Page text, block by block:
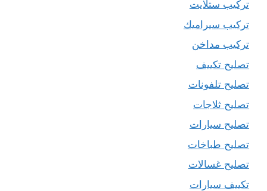
تركيب ستلايت
تركيب سيراميك
تركيب مداخن
تصليح تكييف
تصليح تلفونات
تصليح ثلاجات
تصليح سيارات
تصليح طباخات
تصليح غسالات
تكييف سيارات